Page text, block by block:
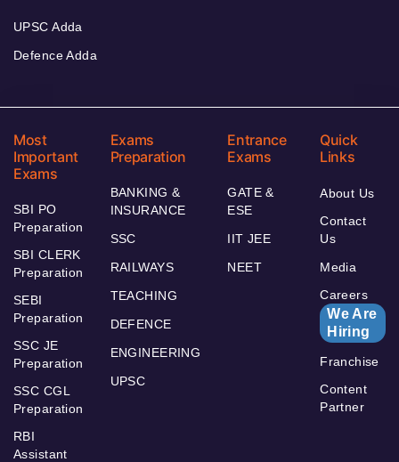
UPSC Adda
Defence Adda
Most
Important
Exams
SBI PO
Preparation
SBI CLERK
Preparation
SEBI
Preparation
SSC JE
Preparation
SSC CGL
Preparation
RBI
Assistant
Exams
Preparation
BANKING &
INSURANCE
SSC
RAILWAYS
TEACHING
DEFENCE
ENGINEERING
UPSC
Entrance
Exams
GATE &
ESE
IIT JEE
NEET
Quick
Links
About Us
Contact
Us
Media
Careers
We Are
Hiring
Franchise
Content
Partner